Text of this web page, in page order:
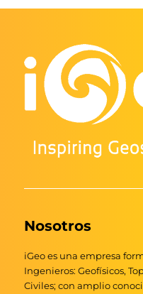
Nosotros
iGeo es una empresa
Ingenieros: Geofísicos,
Civiles; con amplio